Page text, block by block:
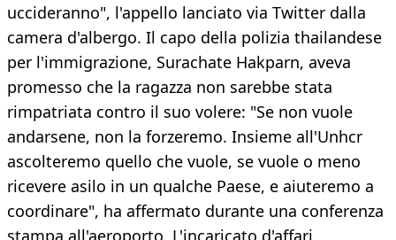
uccideranno", l'appello lanciato via Twitter dalla
camera d'albergo. Il capo della polizia thailandese
per l'immigrazione, Surachate Hakparn, aveva
promesso che la ragazza non sarebbe stata
rimpatriata contro il suo volere: "Se non vuole
andarsene, non la forzeremo. Insieme all'Unhcr
ascolteremo quello che vuole, se vuole o meno
ricevere asilo in un qualche Paese, e aiuteremo a
coordinare", ha affermato durante una conferenza
stampa all'aeroporto. L'incaricato d'affari